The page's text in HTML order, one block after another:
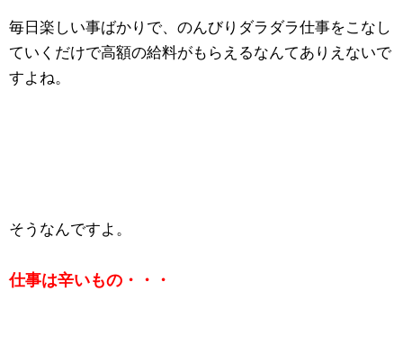
毎日楽しい事ばかりで、のんびりダラダラ仕事をこなし
ていくだけで高額の給料がもらえるなんてありえないで
すよね。
そうなんですよ。
仕事は辛いもの・・・